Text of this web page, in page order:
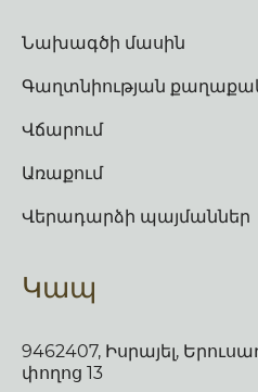
Նախագծի մասին
Գաղտնիության
Վճարում
Առաքում
Վերադարձի պայմաններ
Կապ
9462407, Իսրայել,
փողոց 13